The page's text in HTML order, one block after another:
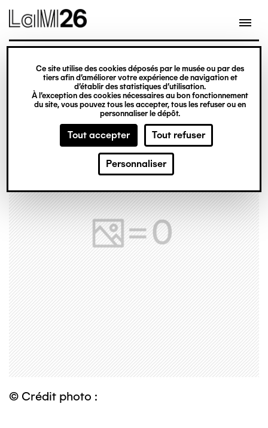
Gestion des cookies
Ce site utilise des cookies déposés par le musée ou par des
tiers afin d’améliorer votre expérience de navigation et
d’établir des statistiques d’utilisation.
À l’exception des cookies nécessaires au bon fonctionnement
du site, vous pouvez tous les accepter, tous les refuser ou en
personnaliser le dépôt.
Tout accepter Tout refuser
Personnaliser
contenu
© Crédit photo :